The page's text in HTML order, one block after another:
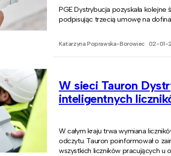
PGE Dystrybucja pozyskała
podpisując trzecią umowę na
Katarzyna Poprawska-Borowiec 02-01-
W sieci Tauron
inteligentnych
W całym kraju trwa wymiana
odczytu. Tauron poinformował o
wszystkich liczników pracujących